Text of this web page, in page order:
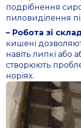
подрібнення
пиловиділення
– Робота зі
кишені
навіть липкі або
створюють
норіях.